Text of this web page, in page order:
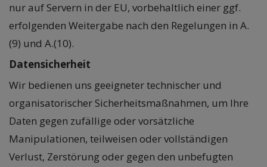
nur auf Servern in der EU, vorbehaltlich einer ggf.
erfolgenden Weitergabe nach den Regelungen in A.
(9) und A.(10).
Datensicherheit
Wir bedienen uns geeigneter technischer und
organisatorischer Sicherheitsmaßnahmen, um Ihre
Daten gegen zufällige oder vorsätzliche
Manipulationen, teilweisen oder vollständigen
Verlust, Zerstörung oder gegen den unbefugten